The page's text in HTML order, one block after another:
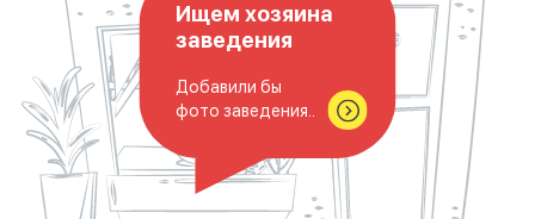
Ищем хозяина
заведения
Добавили бы
фото заведения..